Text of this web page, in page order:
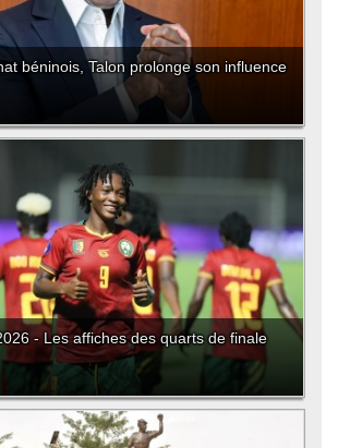
béninois, Talon prolonge son influence
- Les affiches des quarts de finale